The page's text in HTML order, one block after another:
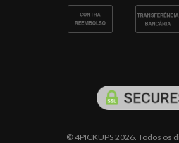
© 4PICKUPS 2026. Todos os